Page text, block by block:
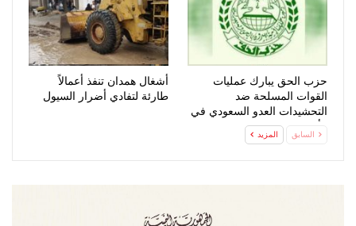
حزب الحق يبارك عمليات
القوات المسلحة ضد
التحشيدات العدو السعودي في
مأرب وحضرموت
أشغال همدان تنفذ أعمالاً
طارئة لتفادي أضرار السيول
السابق المزيد